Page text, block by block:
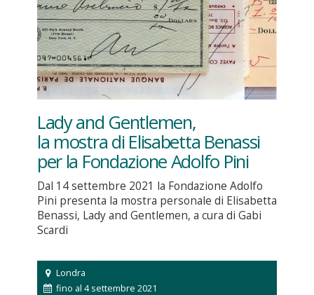
Lady and Gentlemen,
la mostra di Elisabetta Benassi
per la Fondazione Adolfo Pini
Dal 14 settembre 2021 la Fondazione Adolfo
Pini presenta la mostra personale di Elisabetta
Benassi, Lady and Gentlemen, a cura di Gabi
Scardi
Londra
fino al 4 settembre 2021